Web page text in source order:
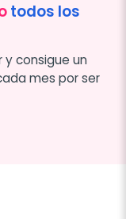
todos los
consigue un
mes por ser